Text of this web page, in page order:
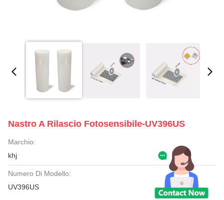
Nastro A Rilascio Fotosensibile-UV396US
Marchio:
khj
Numero Di Modello:
UV396US